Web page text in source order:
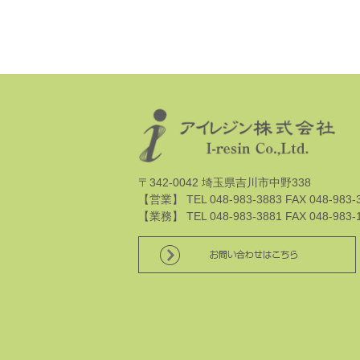
〒342-0042 埼玉県吉川市中野338
【営業】 TEL 048-983-3883 FAX 048-983-
【業務】 TEL 048-983-3881 FAX 048-983-